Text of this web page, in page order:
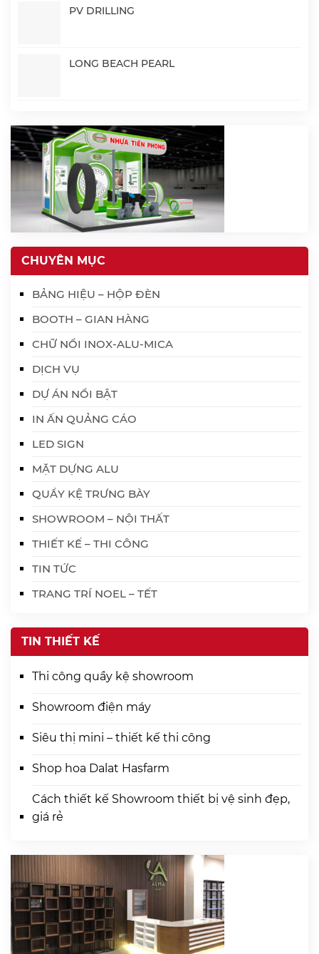
PV DRILLING
LONG BEACH PEARL
CHUYÊN MỤC
BẢNG HIỆU – HỘP ĐÈN
BOOTH – GIAN HÀNG
CHỮ NỔI INOX-ALU-MICA
DỊCH VỤ
DỰ ÁN NỔI BẬT
IN ẤN QUẢNG CÁO
LED SIGN
MẶT DỰNG ALU
QUẦY KỆ TRƯNG BÀY
SHOWROOM – NỘI THẤT
THIẾT KẾ – THI CÔNG
TIN TỨC
TRANG TRÍ NOEL – TẾT
TIN THIẾT KẾ
Thi công quầy kệ showroom
Showroom điện máy
Siêu thị mini – thiết kế thi công
Shop hoa Dalat Hasfarm
Cách thiết kế Showroom thiết bị vệ sinh đẹp,
giá rẻ